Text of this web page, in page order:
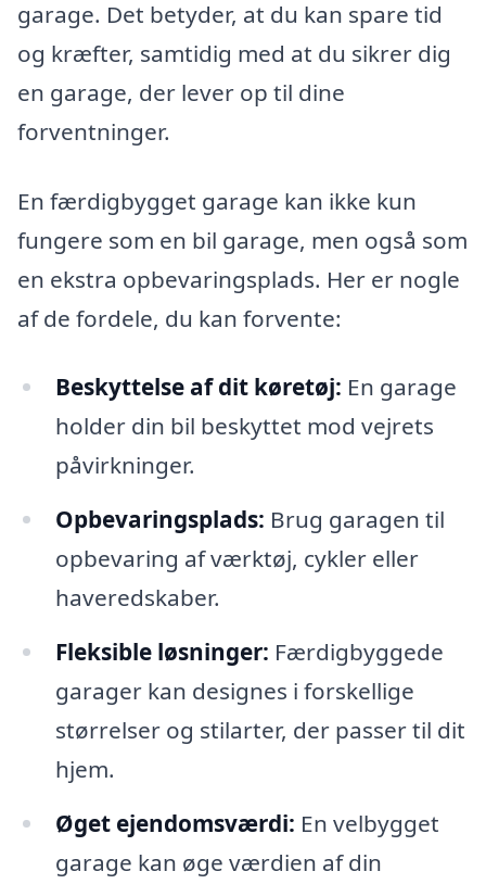
garage. Det betyder, at du kan spare tid
og kræfter, samtidig med at du sikrer dig
en garage, der lever op til dine
forventninger.
En færdigbygget garage kan ikke kun
fungere som en bil garage, men også som
en ekstra opbevaringsplads. Her er nogle
af de fordele, du kan forvente:
Beskyttelse af dit køretøj: En garage
holder din bil beskyttet mod vejrets
påvirkninger.
Opbevaringsplads: Brug garagen til
opbevaring af værktøj, cykler eller
haveredskaber.
Fleksible løsninger: Færdigbyggede
garager kan designes i forskellige
størrelser og stilarter, der passer til dit
hjem.
Øget ejendomsværdi: En velbygget
garage kan øge værdien af din